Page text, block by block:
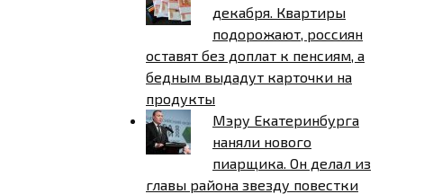
декабря. Квартиры
подорожают, россиян
оставят без доплат к пенсиям, а
бедным выдадут карточки на
продукты
Мэру Екатеринбурга
наняли нового
пиарщика. Он делал из
главы района звезду повестки